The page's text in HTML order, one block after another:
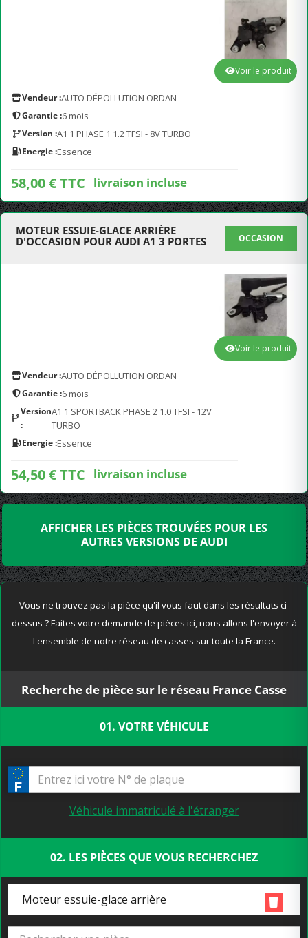
Vendeur :AUTO DÉPOLLUTION ORDAN
Garantie :6 mois
Version :A1 1 PHASE 1 1.2 TFSI - 8V TURBO
Energie :Essence
58,00 € TTC livraison incluse
Voir le produit
MOTEUR ESSUIE-GLACE ARRIÈRE
D'OCCASION POUR AUDI A1 3 PORTES
OCCASION
Vendeur :AUTO DÉPOLLUTION ORDAN
Garantie :6 mois
Version
:
A1 1 SPORTBACK PHASE 2 1.0 TFSI - 12V
TURBO
Energie :Essence
54,50 € TTC livraison incluse
Voir le produit
AFFICHER LES PIÈCES TROUVÉES POUR LES
AUTRES VERSIONS DE AUDI
Vous ne trouvez pas la pièce qu'il vous faut dans les résultats ci-
dessus ? Faites votre demande de pièces ici, nous allons l'envoyer à
l'ensemble de notre réseau de casses sur toute la France.
Recherche de pièce sur le réseau France Casse
01. VOTRE VÉHICULE
Véhicule immatriculé à l'étranger
02. LES PIÈCES QUE VOUS RECHERCHEZ
Moteur essuie-glace arrière